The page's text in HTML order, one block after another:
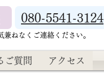
080-5541-3124
ねなくご連絡ください。
ご質問 アクセス